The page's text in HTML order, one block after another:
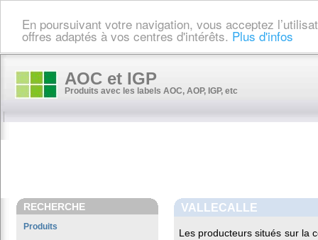
En poursuivant votre navigation, vous acceptez
offres adaptés à vos centres d'intérêts. Plus d'infos
AOC et IGP
Produits avec les labels AOC, AOP, IGP, etc
RECHERCHE
Produits
VALLECALLE
Les producteurs situés sur la